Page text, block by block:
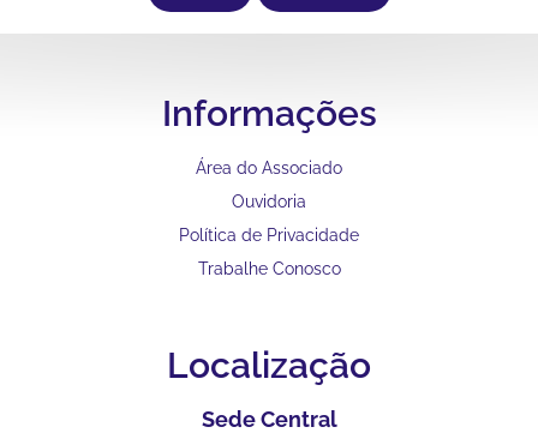
Informações
Área do Associado
Ouvidoria
Política de Privacidade
Trabalhe Conosco
Localização
Sede Central